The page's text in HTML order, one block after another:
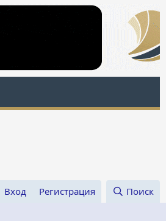
Вход Регистрация Поиск